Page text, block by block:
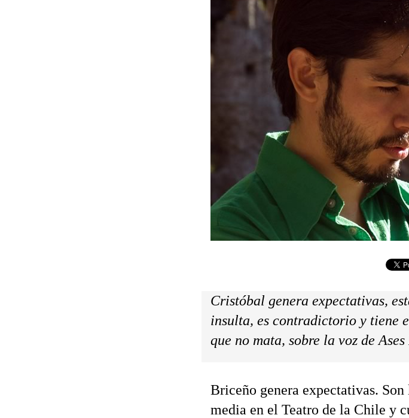
Cristóbal genera expectativas,
insulta, es contradictorio y tiene
que no mata, sobre la voz de Ases
Briceño genera expectativas. Son
media en el Teatro de la Chile y